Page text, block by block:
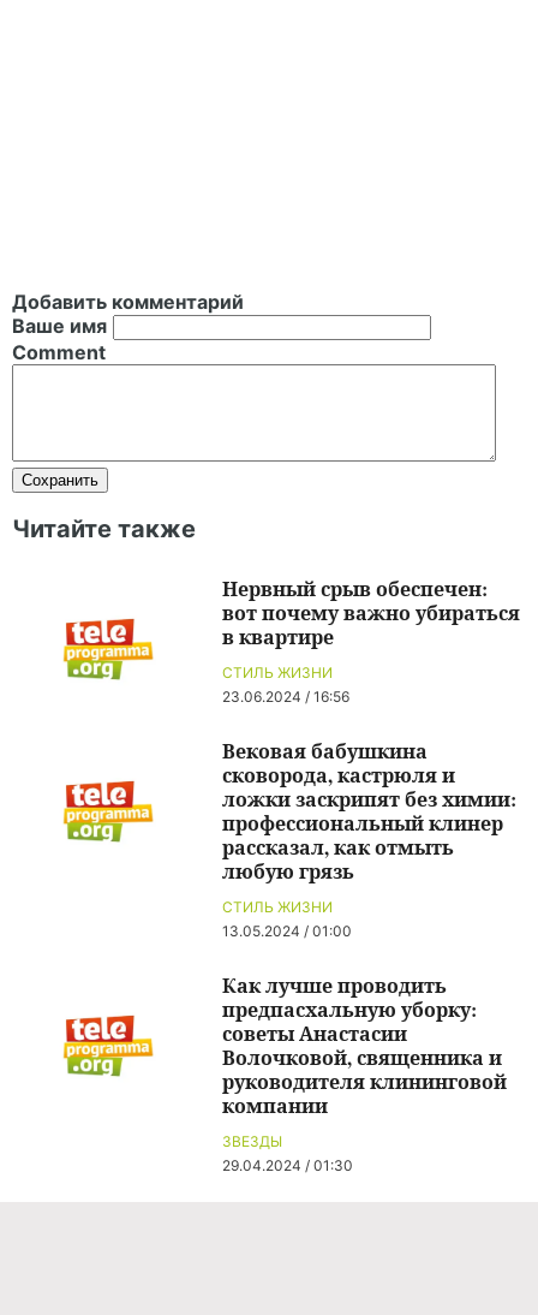
Добавить комментарий
Ваше имя
Comment
Читайте также
СТИЛЬ ЖИЗНИ
23.06.2024 / 16:56
Нервный срыв обеспечен:
вот почему важно убираться
в квартире
СТИЛЬ ЖИЗНИ
13.05.2024 / 01:00
Вековая бабушкина
сковорода, кастрюля и
ложки заскрипят без химии:
профессиональный клинер
рассказал, как отмыть
любую грязь
ЗВЕЗДЫ
29.04.2024 / 01:30
Как лучше проводить
предпасхальную уборку:
советы Анастасии
Волочковой, священника и
руководителя клининговой
компании